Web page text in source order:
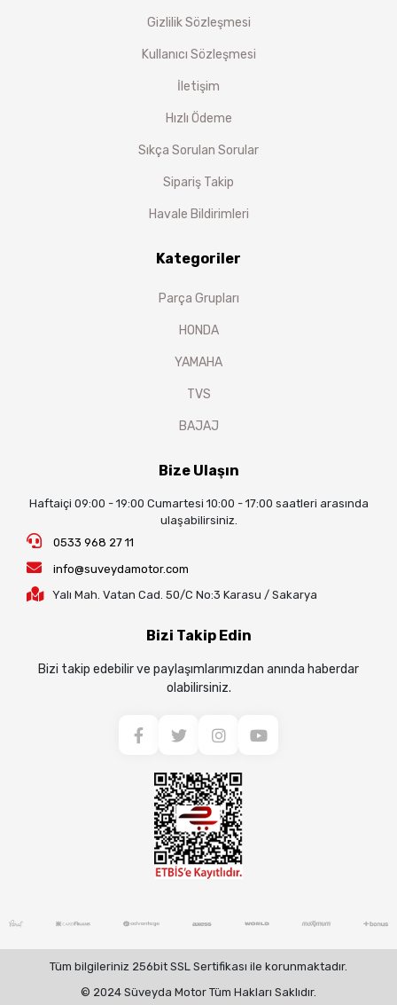
Gizlilik Sözleşmesi
Kullanıcı Sözleşmesi
İletişim
Hızlı Ödeme
Sıkça Sorulan Sorular
Sipariş Takip
Havale Bildirimleri
Kategoriler
Parça Grupları
HONDA
YAMAHA
TVS
BAJAJ
Bize Ulaşın
Haftaiçi 09:00 - 19:00 Cumartesi 10:00 - 17:00 saatleri arasında
ulaşabilirsiniz.
0533 968 27 11
info@suveydamotor.com
Yalı Mah. Vatan Cad. 50/C No:3 Karasu / Sakarya
Bizi Takip Edin
Bizi takip edebilir ve paylaşımlarımızdan anında haberdar
olabilirsiniz.
Tüm bilgileriniz 256bit SSL Sertifikası ile korunmaktadır.
© 2024 Süveyda Motor Tüm Hakları Saklıdır.